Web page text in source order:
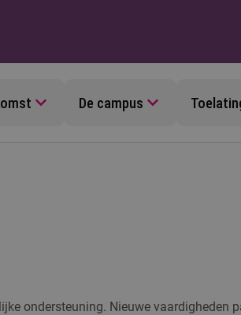
De campus
ondersteuning. Nieuwe vaardigheden